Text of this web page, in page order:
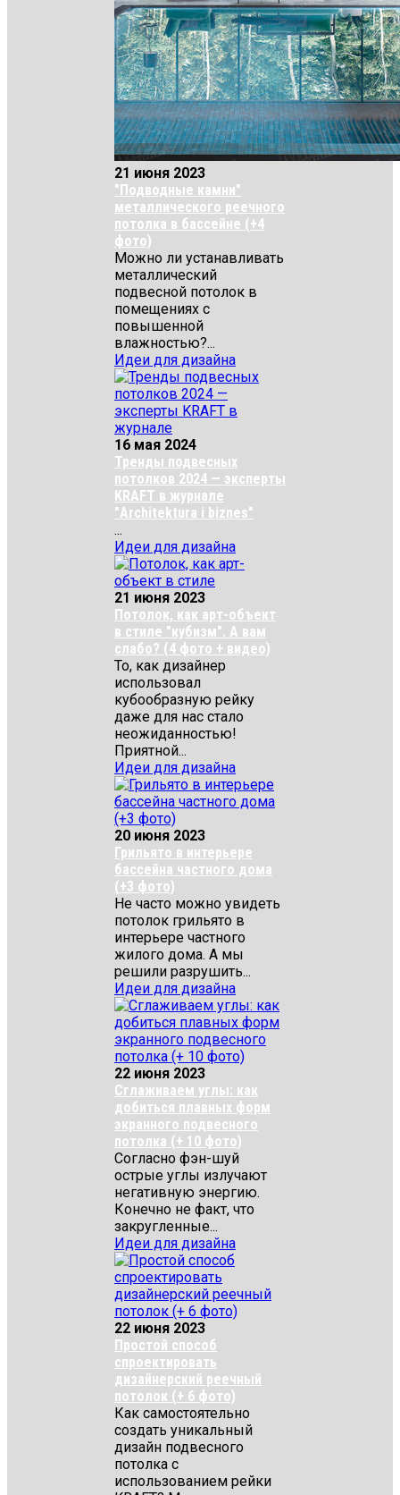
21 июня 2023
"Подводные камни"
металлического реечного
потолка в бассейне (+4
фото)
Можно ли устанавливать
металлический
подвесной потолок в
помещениях с
повышенной
влажностью?...
Идеи для дизайна
16 мая 2024
Тренды подвесных
потолков 2024 — эксперты
KRAFT в журнале
"Architektura i biznes"
...
Идеи для дизайна
21 июня 2023
Потолок, как арт-объект
в стиле "кубизм". А вам
слабо? (4 фото + видео)
То, как дизайнер
использовал
кубообразную рейку
даже для нас стало
неожиданностью!
Приятной...
Идеи для дизайна
20 июня 2023
Грильято в интерьере
бассейна частного дома
(+3 фото)
Не часто можно увидеть
потолок грильято в
интерьере частного
жилого дома. А мы
решили разрушить...
Идеи для дизайна
22 июня 2023
Сглаживаем углы: как
добиться плавных форм
экранного подвесного
потолка (+ 10 фото)
Согласно фэн-шуй
острые углы излучают
негативную энергию.
Конечно не факт, что
закругленные...
Идеи для дизайна
22 июня 2023
Простой способ
спроектировать
дизайнерский реечный
потолок (+ 6 фото)
Как самостоятельно
создать уникальный
дизайн подвесного
потолка с
использованием рейки